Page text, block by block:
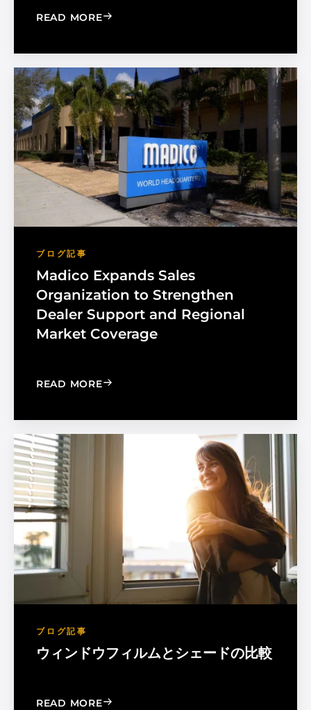
READ MORE: CHOOSE THE RIGHT BLACK PEARL
ブログ記事
Madico Expands Sales
Organization to Strengthen
Dealer Support and Regional
Market Coverage
READ MORE: MADICO EXPANDS SALES
ブログ記事
ウィンドウフィルムとシェードの比較
READ MORE: WINDOW FILM VS. WINDOW